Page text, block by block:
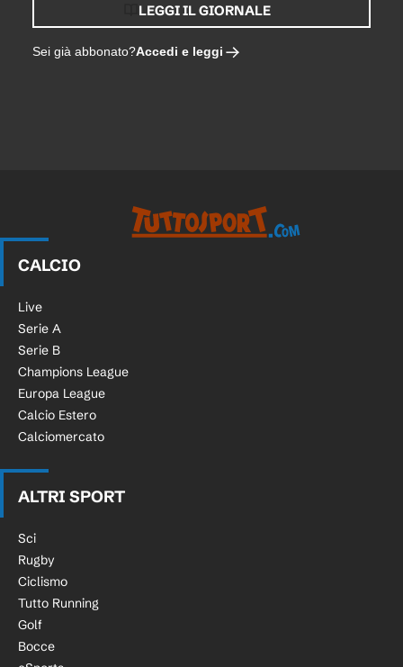
LEGGI IL GIORNALE
Sei già abbonato?Accedi e leggi
CALCIO
Live
Serie A
Serie B
Champions League
Europa League
Calcio Estero
Calciomercato
ALTRI SPORT
Sci
Rugby
Ciclismo
Tutto Running
Golf
Bocce